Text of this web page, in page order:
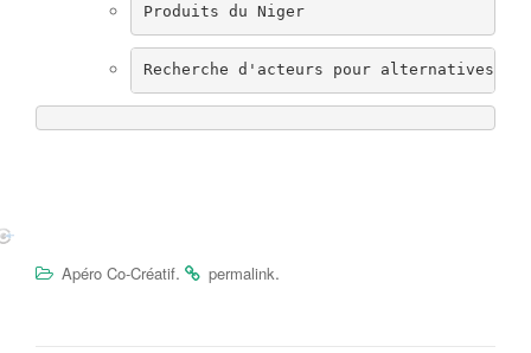
Produits du Niger
Recherche d'acteurs pour alternatives +
Apéro Co-Créatif. permalink.